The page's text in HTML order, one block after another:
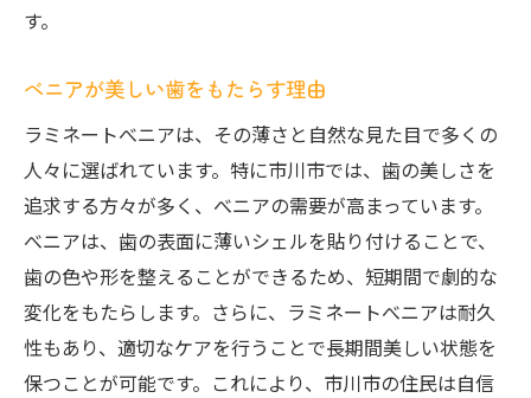
す。
べニアが美しい歯をもたらす理由
ラミネートべニアは、その薄さと自然な見た目で多くの
人々に選ばれています。特に市川市では、歯の美しさを
追求する方々が多く、べニアの需要が高まっています。
べニアは、歯の表面に薄いシェルを貼り付けることで、
歯の色や形を整えることができるため、短期間で劇的な
変化をもたらします。さらに、ラミネートべニアは耐久
性もあり、適切なケアを行うことで長期間美しい状態を
保つことが可能です。これにより、市川市の住民は自信